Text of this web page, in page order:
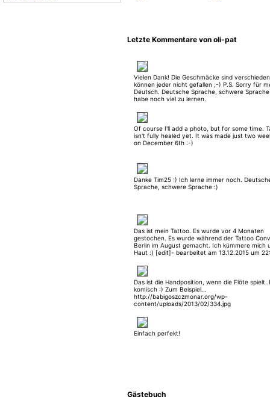
Letzte Kommentare von oli-pat
Vielen Dank! Die Geschmäcke sind
können jeder nicht gefallen ;-) P.S. Sorry für
Deutsch. Deutsche Sprache, schwere
habe noch viel zu lernen.
Of course I'll add a photo, but for some time.
isn't fully healed yet. It was made just two
on December 6th :-)
Danke Tim25 :) Ich lerne immer noch.
Sprache, schwere Sprache :)
Das ist mein Tattoo. Es wurde vor 4 Monaten
gestochen. Es wurde während der Tattoo
Berlin im August gemacht. Ich kümmere mich
Haut :) [edit]- bearbeitet am 13.12.2015 um
[/edit]
Das ist die Handposition, wenn die Flöte spielt.
komisch :) Zum Beispiel...
http://babigoszczmonar.org/wp-
content/uploads/2013/02/334.jpg
Einfach perfekt!
Gästebuch